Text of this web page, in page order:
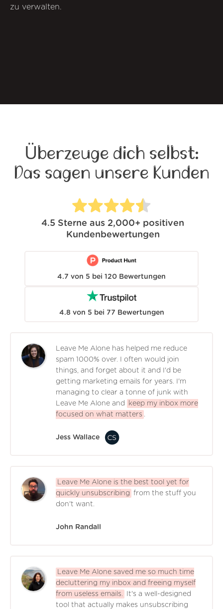
zu verwalten.
Überzeuge dich selbst:
Das sagen unsere Kunden
4.5 Sterne aus 2,000+ positiven
Kundenbewertungen
4.7 von 5 bei 120 Bewertungen
4.8 von 5 bei 77 Bewertungen
Leave Me Alone has helped me reduce
spam 1000% over. I often would join
things, and forget about it and I'd be
getting marketing emails for years. I'm
managing to clear a tonne of junk with
Leave Me Alone and
keep my inbox more
focused on what matters .
Jess Wallace
Leave Me Alone is the best tool yet for
quickly unsubscribing from the stuff you
don't want.
John Randall
Leave Me Alone saved me so much time
decluttering my inbox and freeing myself
from useless emails.
It's a well-designed
tool that actually makes unsubscribing